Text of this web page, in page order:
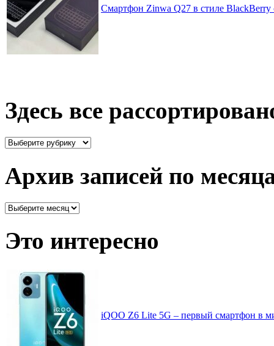
Смартфон Zinwa Q27 в стиле BlackBerry
Здесь все
Здесь
Архив записей по
Архив
месяцам
Это интересно
iQOO Z6 Lite 5G – первый смартфон в